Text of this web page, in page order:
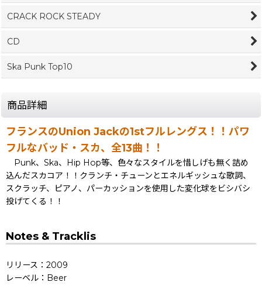
CRACK ROCK STEADY
CD
Ska Punk Top10
商品詳細
フランスのUnion Jackの1stフルレングス！！パワ
フルなバッド・スカ、全13曲！！
Punk、Ska、Hip Hop等、色々なスタイルを惜しげも無く詰め
込んだスカコア！！クランチ・チューンとエネルギッシュな歌詞、
スクラッチ、ピアノ、パーカッションを使用した変化球をビシバシ
投げてくる！！
Notes & Tracklis
リリース：2009
レーベル：Beer